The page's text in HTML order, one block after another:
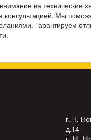
на технические
Мы
Гарантируем
г. Н.
д.14